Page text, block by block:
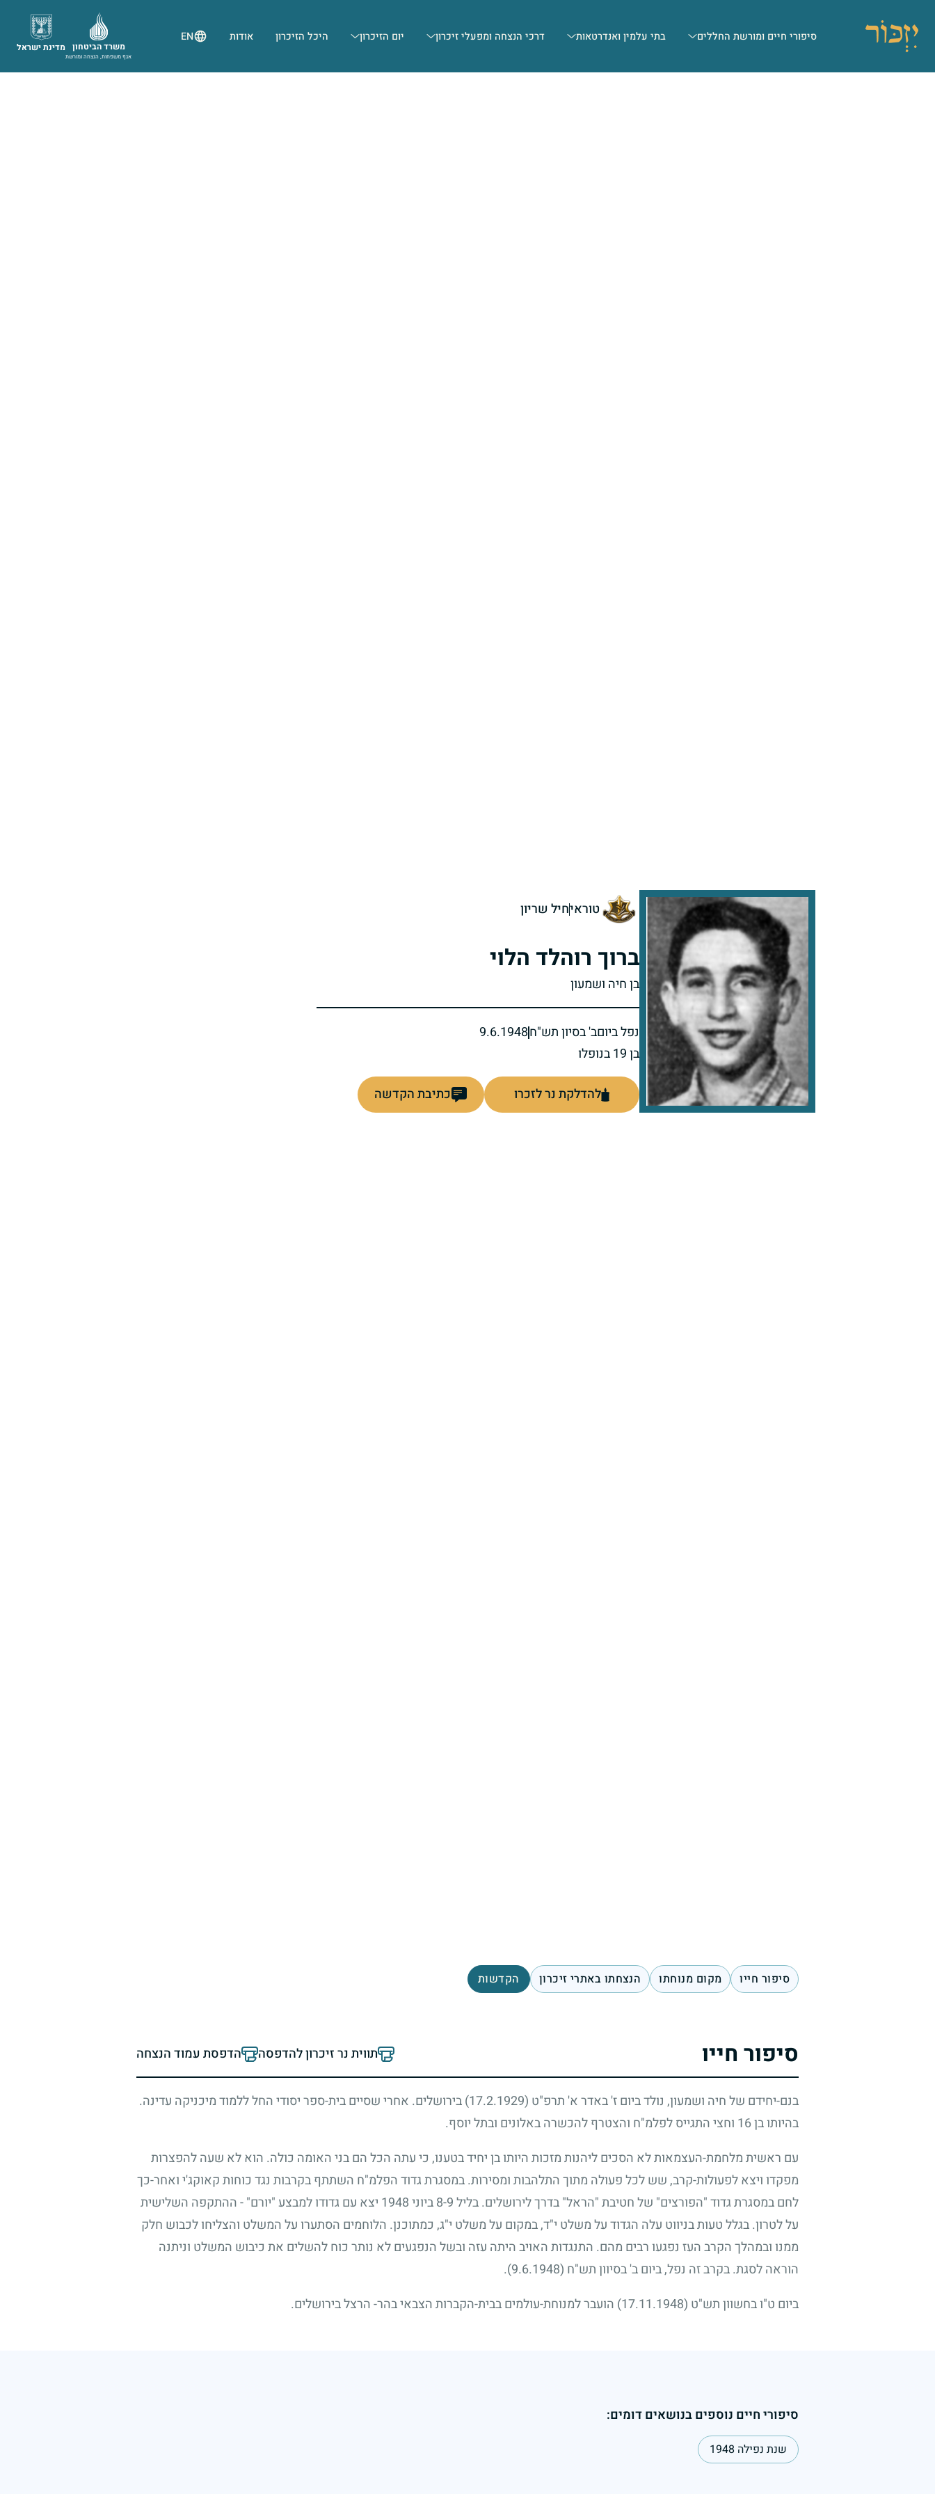
סיפורי חיים ומורשת החללים בתי עלמין ואנדרטאות דרכי הנצחה ומפעלי זיכרון יום הזיכרון היכל הזיכרון אודות EN
מדינת ישראל משרד הביטחון
אגף משפחות, הנצחה ומורשת
טוראיחיל שריון
ברוך רוהלד הלוי
בן חיה ושמעון
נפל ביוםב' בסיון תש"ח9.6.1948
בן 19 בנופלו
להדלקת נר לזכרו כתיבת הקדשה
סיפור חייו מקום מנוחתו הנצחתו באתרי זיכרון הקדשות
סיפור חייו תווית נר זיכרון להדפסה הדפסת עמוד הנצחה
בנם-יחידם של חיה ושמעון, נולד ביום ז' באדר א' תרפ"ט (17.2.1929)
בירושלים. אחרי שסיים בית-ספר יסודי החל ללמוד מיכניקה עדינה.
בהיותו בן16 וחצי התגייס לפלמ"ח והצטרף להכשרה באלונים ובתל יוסף.
עם ראשית מלחמת-העצמאות לא הסכים ליהנות מזכות היותו בן יחיד בטענו, כי עתה הכל הם בני האומה כולה. הוא לא שעה להפצרות
מפקדו ויצא לפעולות-קרב, שש לכל פעולה מתוך התלהבות ומסירות. במסגרת גדוד הפלמ"ח השתתף בקרבות נגד כוחות קאוקג'י ואחר-כך
לחם במסגרת גדוד "הפורצים" של חטיבת "הראל" בדרך לירושלים. בליל
8-9 ביוני1948 יצא עם גדודו למבצע "יורם" - ההתקפה השלישית
על לטרון. בגלל טעות בניווט עלה הגדוד על משלט י"ד, במקום על משלט י"ג, כמתוכנן. הלוחמים הסתערו על המשלט והצליחו לכבוש חלק
ממנו ובמהלך הקרב העז נפגעו רבים מהם. התנגדות האויב היתה עזה ובשל הנפגעים לא נותר כוח להשלים את כיבוש המשלט וניתנה
הוראה לסגת. בקרב זה נפל, ביום ב' בסיוון תש"ח (9.6.1948)
.
ביום ט"ו בחשוון תש"ט (17.11.1948) הועבר למנוחת-עולמים בבית-הקברות הצבאי בהר- הרצל בירושלים.
סיפורי חיים נוספים בנושאים דומים:
שנת נפילה 1948